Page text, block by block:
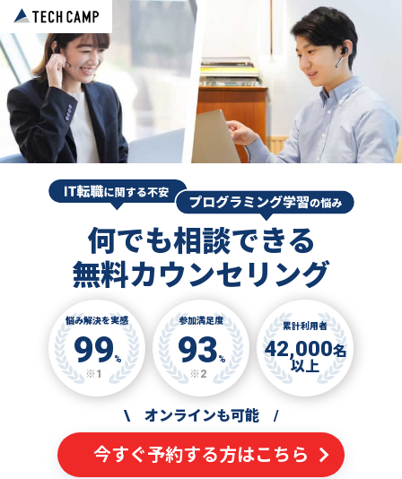
何でも相談できる
無料カウンセリング
悩み解決を実感
99%
※1
参加満足度
93%
※2
累計利用者
42,000名
以上
\ オンラインも可能 /
今すぐ予約する方はこちら